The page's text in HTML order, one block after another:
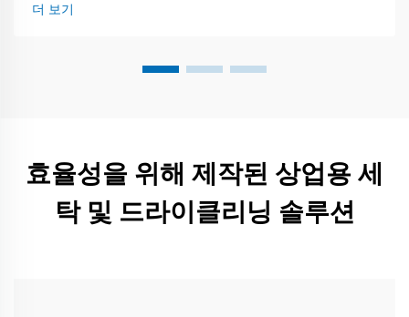
더 보기
효율성을 위해 제작된 상업용 세
탁 및 드라이클리닝 솔루션